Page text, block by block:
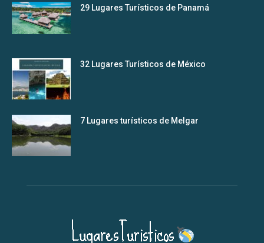
29 Lugares Turísticos de Panamá
32 Lugares Turísticos de México
7 Lugares turísticos de Melgar